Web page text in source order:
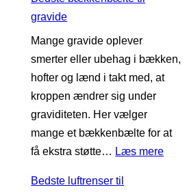
gravide
Mange gravide oplever
smerter eller ubehag i bækken,
hofter og lænd i takt med, at
kroppen ændrer sig under
graviditeten. Her vælger
mange et bækkenbælte for at
få ekstra støtte… Læs mere:
Bedste luftrenser til